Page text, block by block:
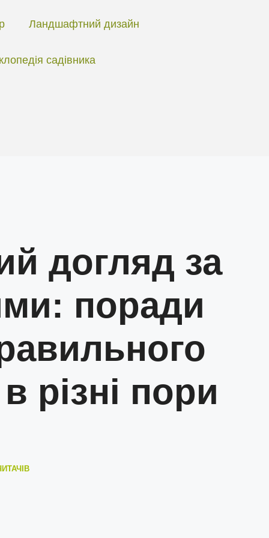
Ландшафтний дизайн
садівника
догляд за
поради
різні пори